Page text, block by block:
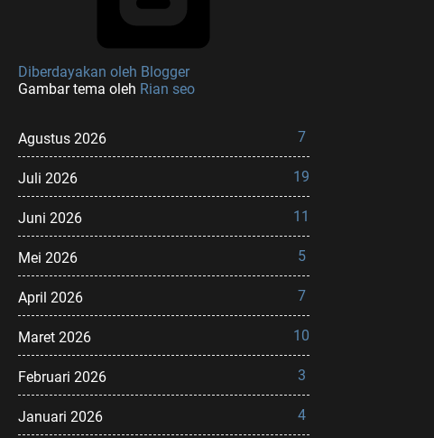
Diberdayakan oleh Blogger
Gambar tema oleh Rian seo
Agustus 2026 7
Juli 2026 19
Juni 2026 11
Mei 2026 5
April 2026 7
Maret 2026 10
Februari 2026 3
Januari 2026 4